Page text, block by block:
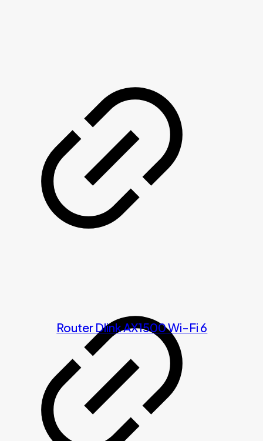
Router Dlink AX1500 Wi-Fi 6